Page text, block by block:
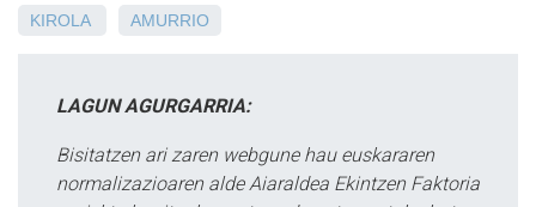
KIROLA AMURRIO
LAGUN AGURGARRIA:
Bisitatzen ari zaren webgune hau euskararen
normalizazioaren alde Aiaraldea Ekintzen Faktoria